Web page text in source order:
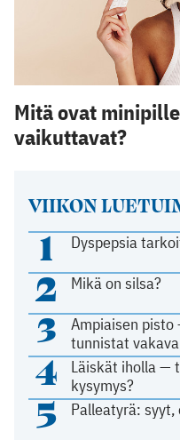
VIIKON
1 Dyspepsia
2 Mikä on silsa?
3
Ampiaisen pisto
tunnistat
4
Läiskät iholla —
kysymys?
5 Palleatyrä:
Mitä ovat
vaikuttavat?